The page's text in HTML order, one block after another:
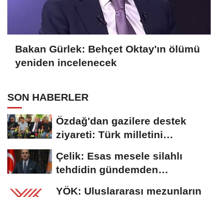
Bakan Gürlek: Behçet Oktay'ın ölümü
yeniden incelenecek
SON HABERLER
Özdağ'dan gazilere destek
ziyareti: Türk milletini
Çelik: Esas mesele silahlı
tehdidin gündemden
çıkmasıdır
YÖK: Uluslararası mezunların